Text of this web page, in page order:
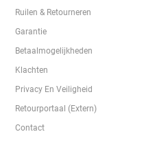
Ruilen & Retourneren
Garantie
Betaalmogelijkheden
Klachten
Privacy En Veiligheid
Retourportaal (extern)
Contact